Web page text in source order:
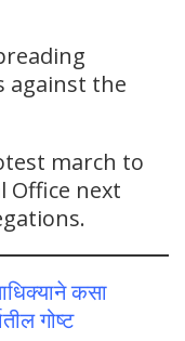
against the
march to
Office next
कसा
गोष्ट